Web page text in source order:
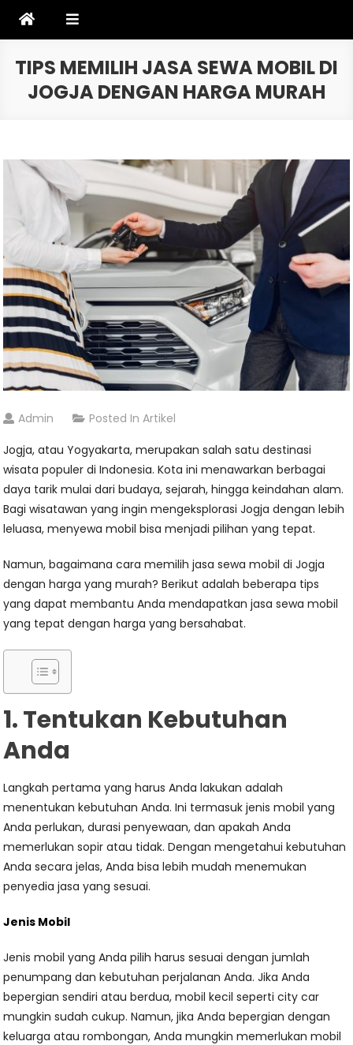
TIPS MEMILIH JASA SEWA MOBIL DI
JOGJA DENGAN HARGA MURAH
Admin Posted InArtikel
Jogja, atau Yogyakarta, merupakan salah satu destinasi
wisata populer di Indonesia. Kota ini menawarkan berbagai
daya tarik mulai dari budaya, sejarah, hingga keindahan alam.
Bagi wisatawan yang ingin mengeksplorasi Jogja dengan lebih
leluasa, menyewa mobil bisa menjadi pilihan yang tepat.
Namun, bagaimana cara memilih jasa sewa mobil di Jogja
dengan harga yang murah? Berikut adalah beberapa tips
yang dapat membantu Anda mendapatkan jasa sewa mobil
yang tepat dengan harga yang bersahabat.
1. Tentukan Kebutuhan
Anda
Langkah pertama yang harus Anda lakukan adalah
menentukan kebutuhan Anda. Ini termasuk jenis mobil yang
Anda perlukan, durasi penyewaan, dan apakah Anda
memerlukan sopir atau tidak. Dengan mengetahui kebutuhan
Anda secara jelas, Anda bisa lebih mudah menemukan
penyedia jasa yang sesuai.
Jenis Mobil
Jenis mobil yang Anda pilih harus sesuai dengan jumlah
penumpang dan kebutuhan perjalanan Anda. Jika Anda
bepergian sendiri atau berdua, mobil kecil seperti city car
mungkin sudah cukup. Namun, jika Anda bepergian dengan
keluarga atau rombongan, Anda mungkin memerlukan mobil